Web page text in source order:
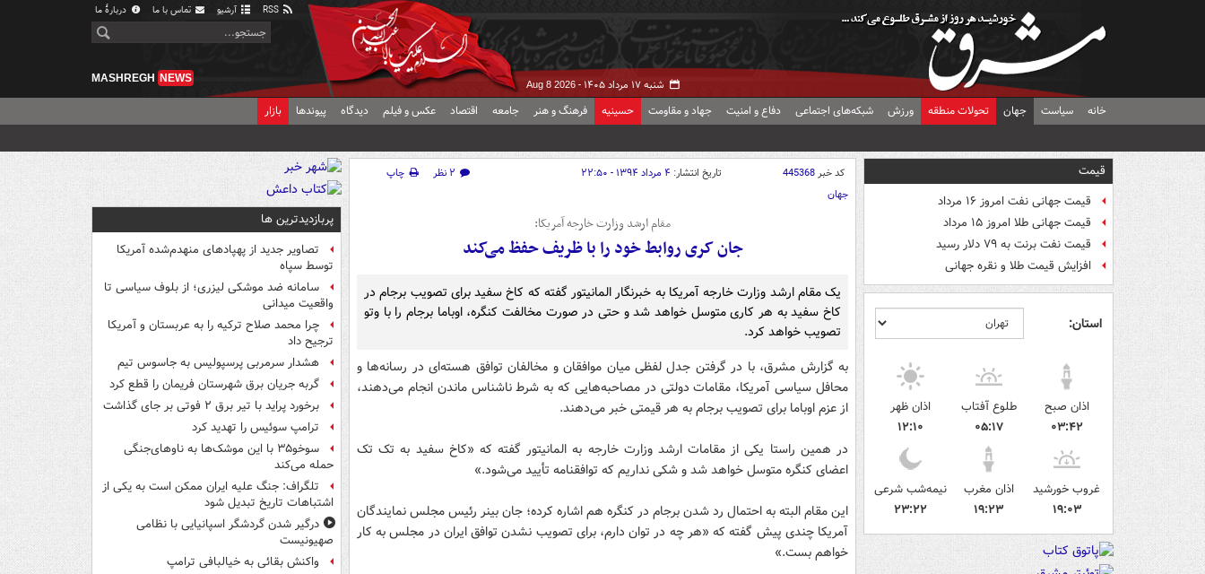
آرشیو تماس با ما دربارهٔ ما
شنبه ۱۷ مرداد ۱۴۰۵ - Aug 8 2026
MASHREGH NEWS
خانه سیاست جهان تحولات منطقه ورزش شبکه‌های اجتماعی دفاع و امنیت جهاد و مقاومت حسینیه فرهنگ و هنر جامعه اقتصاد عکس و فیلم دیدگاه پیوندها بازار
قیمت
قیمت جهانی نفت امروز ۱۶ مرداد
قیمت جهانی طلا امروز ۱۵ مرداد
قیمت نفت برنت به ۷۹ دلار رسید
افزایش قیمت طلا و نقره جهانی
استان:
اذان صبح
۰۳:۴۲
طلوع آفتاب
۰۵:۱۷
اذان ظهر
۱۲:۱۰
غروب خورشید
۱۹:۰۳
اذان مغرب
۱۹:۲۳
نیمه‌شب شرعی
۲۳:۲۲
کد خبر445368 تاریخ انتشار: ۴ مرداد ۱۳۹۴ - ۲۲:۵۰ ۲ نظر
چاپ
جهان
مقام ارشد وزارت خارجه آمریکا:
جان کری روابط خود را با ظریف حفظ می‌کند
یک مقام ارشد وزارت خارجه آمریکا به خبرنگار المانیتور گفته که کاخ سفید برای تصویب برجام در
کاخ سفید به هر کاری متوسل خواهد شد و حتی در صورت مخالفت کنگره، اوباما برجام را با وتو
تصویب خواهد کرد.
به گزارش مشرق، با در گرفتن جدل لفظی میان موافقان و مخالفان توافق هسته‌ای در رسانه‌ها و
محافل سیاسی آمریکا، مقامات دولتی در مصاحبه‌هایی که به شرط ناشناس ماندن انجام می‌دهند،
از عزم اوباما برای تصویب برجام به هر قیمتی خبر می‌دهند.
در همین راستا یکی از مقامات ارشد وزارت خارجه به المانیتور گفته که «کاخ سفید به تک تک
اعضای کنگره متوسل خواهد شد و شکی نداریم که توافقنامه تأیید می‌شود.»
این مقام البته به احتمال رد شدن برجام در کنگره هم اشاره کرده؛ جان بینر رئیس مجلس نمایندگان
آمریکا چندی پیش گفته که «هر چه در توان دارم، برای تصویب نشدن توافق ایران در مجلس به کار
خواهم بست.»
پربازدیدترین ها
تصاویر جدید از پهپادهای منهدم‌شده آمریکا
توسط سپاه
سامانه ضد موشکی لیزری؛ از بلوف سیاسی تا
واقعیت میدانی
چرا محمد صلاح ترکیه را به عربستان و آمریکا
ترجیح داد
هشدار سرمربی پرسپولیس به جاسوس تیم
گربه جریان برق شهرستان فریمان را قطع کرد
برخورد پراید با تیر برق ۲ فوتی بر جای گذاشت
ترامپ سوئیس را تهدید کرد
سوخو۳۵ با این موشک‌ها به ناوهای‌جنگی
حمله می‌کند
تلگراف: جنگ علیه ایران ممکن است به یکی از
اشتباهات تاریخ تبدیل شود
درگیر شدن گردشگر اسپانیایی با نظامی
صهیونیست
واکنش بقائی به خیالبافی ترامپ